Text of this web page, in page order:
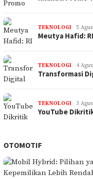
TEKNOLOGI 5
Meutya Hafid:
TEKNOLOGI 4
Transformasi
TEKNOLOGI 3
YouTube
OTOMOTIF